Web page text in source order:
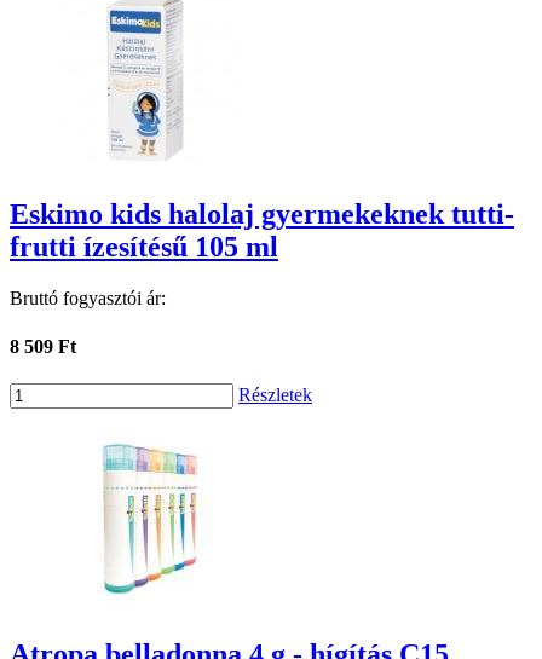
Eskimo kids halolaj gyermekeknek tutti-
frutti ízesítésű 105 ml
Bruttó fogyasztói ár:
8 509 Ft
Részletek